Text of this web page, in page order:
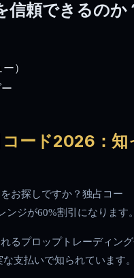
信頼できるのか
）
ード2026：知
お探しですか？独占コー
ンジが60%割引になります
るプロップトレーディン
支払いで知られています